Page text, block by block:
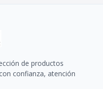
de productos
confianza, atención